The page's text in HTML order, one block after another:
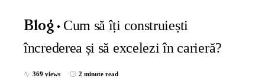
Blog
Cum să îți construiești
încrederea și să excelezi în carieră?
369 views 2 minute read